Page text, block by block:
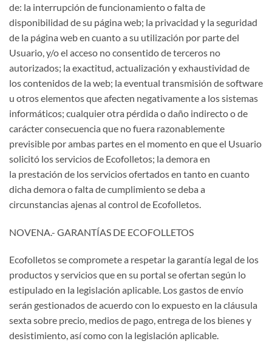
de: la interrupción de funcionamiento o falta de
disponibilidad de su página web; la privacidad y la seguridad
de la página web en cuanto a su utilización por parte del
Usuario, y/o el acceso no consentido de terceros no
autorizados; la exactitud, actualización y exhaustividad de
los contenidos de la web; la eventual transmisión de software
u otros elementos que afecten negativamente a los sistemas
informáticos; cualquier otra pérdida o daño indirecto o de
carácter consecuencia que no fuera razonablemente
previsible por ambas partes en el momento en que el Usuario
solicitó los servicios de Ecofolletos; la demora en
la prestación de los servicios ofertados en tanto en cuanto
dicha demora o falta de cumplimiento se deba a
circunstancias ajenas al control de Ecofolletos.
NOVENA.- GARANTÍAS DE ECOFOLLETOS
Ecofolletos se compromete a respetar la garantía legal de los
productos y servicios que en su portal se ofertan según lo
estipulado en la legislación aplicable. Los gastos de envío
serán gestionados de acuerdo con lo expuesto en la cláusula
sexta sobre precio, medios de pago, entrega de los bienes y
desistimiento, así como con la legislación aplicable.